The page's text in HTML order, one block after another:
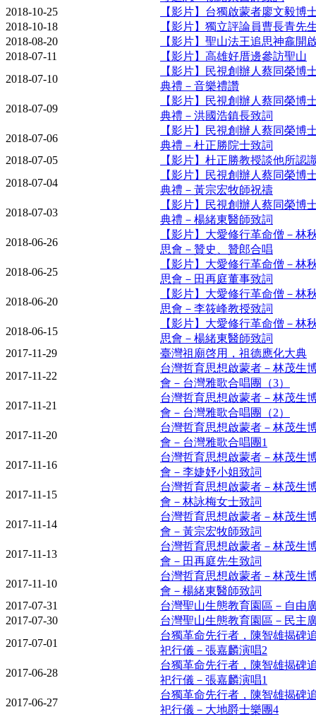
2018-10-25
【影片】台獨啟蒙者廖文毅博
2018-10-18
【影片】獨立評論員曹長青先
2018-08-20
【影片】聖山法王追思神龕開
2018-07-11
【影片】高雄好厝邊參訪聖山
2018-07-10
【影片】民視創辦人蔡同榮博
典禮－音樂禮讚
2018-07-09
【影片】民視創辦人蔡同榮博
典禮－洪國浩鎮長致詞
2018-07-06
【影片】民視創辦人蔡同榮博
典禮－杜正勝院士致詞
2018-07-05
【影片】杜正勝教授談他所認
2018-07-04
【影片】民視創辦人蔡同榮博
典禮－黃宗宏牧師祝禱
2018-07-03
【影片】民視創辦人蔡同榮博
典禮－楊緒東醫師致詞
2018-06-26
【影片】大愛修行革命僧－林
思會－贊史、贊郎合唱
2018-06-25
【影片】大愛修行革命僧－林
思會－田再庭董事致詞
2018-06-20
【影片】大愛修行革命僧－林
思會－李筱峰教授致詞
2018-06-15
【影片】大愛修行革命僧－林
思會－楊緒東醫師致詞
2017-11-29
臺灣祖廟啓用，祖德應化大典
2017-11-22
台灣哲育思想啟蒙者－林茂生
會－台灣雅歌合唱團（3）
2017-11-21
台灣哲育思想啟蒙者－林茂生
會－台灣雅歌合唱團（2）
2017-11-20
台灣哲育思想啟蒙者－林茂生
會－台灣雅歌合唱團1
2017-11-16
台灣哲育思想啟蒙者－林茂生
會－李婕妤小姐致詞
2017-11-15
台灣哲育思想啟蒙者－林茂生
會－林詠梅女士致詞
2017-11-14
台灣哲育思想啟蒙者－林茂生
會－黃宗宏牧師致詞
2017-11-13
台灣哲育思想啟蒙者－林茂生
會－田再庭先生致詞
2017-11-10
台灣哲育思想啟蒙者－林茂生
會－楊緒東醫師致詞
2017-07-31
台灣聖山生態教育園區－自由
2017-07-30
台灣聖山生態教育園區－民主
2017-07-01
台獨革命先行者，陳智雄揭碑
祀行儀－張嘉麟演唱2
2017-06-28
台獨革命先行者，陳智雄揭碑
祀行儀－張嘉麟演唱1
2017-06-27
台獨革命先行者，陳智雄揭碑
祀行儀－大地爵士樂團4